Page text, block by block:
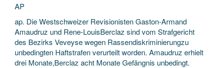
AP
ap. Die Westschweizer Revisionisten Gaston-Armand
Amaudruz und Rene-LouisBerclaz sind vom Strafgericht
des Bezirks Veveyse wegen Rassendiskriminierungzu
unbedingten Haftstrafen verurteilt worden. Amaudruz erhielt
drei Monate,Berclaz acht Monate Gefängnis unbedingt.